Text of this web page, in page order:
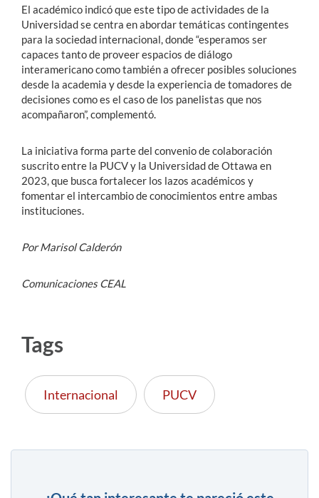
El académico indicó que este tipo de actividades de la
Universidad se centra en abordar temáticas contingentes
para la sociedad internacional, donde “esperamos ser
capaces tanto de proveer espacios de diálogo
interamericano como también a ofrecer posibles soluciones
desde la academia y desde la experiencia de tomadores de
decisiones como es el caso de los panelistas que nos
acompañaron”, complementó.
La iniciativa forma parte del convenio de colaboración
suscrito entre la PUCV y la Universidad de Ottawa en
2023, que busca fortalecer los lazos académicos y
fomentar el intercambio de conocimientos entre ambas
instituciones.
Por Marisol Calderón
Comunicaciones CEAL
Tags
Internacional PUCV